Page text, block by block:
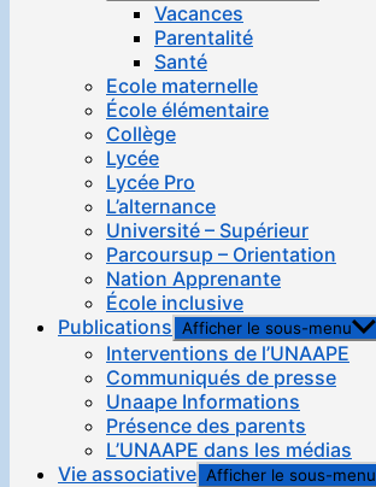
Vacances
Parentalité
Santé
Ecole maternelle
École élémentaire
Collège
Lycée
Lycée Pro
L’alternance
Université – Supérieur
Parcoursup – Orientation
Nation Apprenante
École inclusive
Publications Afficher le sous-menu
Interventions de l’UNAAPE
Communiqués de presse
Unaape Informations
Présence des parents
L’UNAAPE dans les médias
Vie associative Afficher le sous-menu